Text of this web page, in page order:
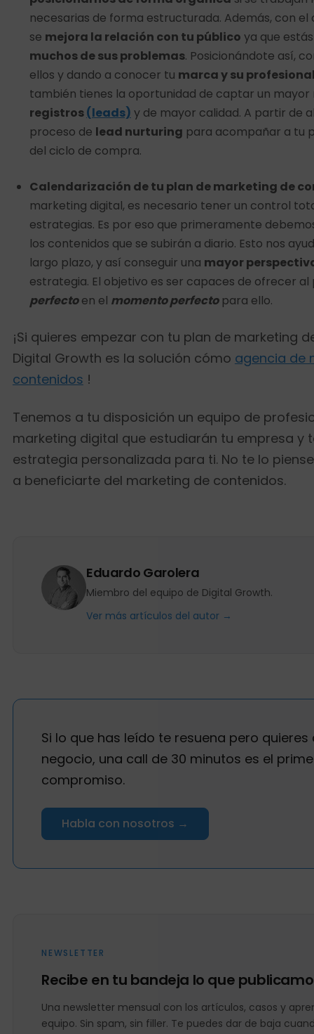
necesarias de forma estructurada. Además, con
se mejora la relación con tu público ya que
muchos de sus problemas. Posicionándote así,
ellos y dando a conocer tu marca y su
también tienes la oportunidad de captar un mayor
registros(leads) y de mayor calidad. A partir de
proceso de lead nurturing para acompañar a tu
del ciclo de compra.
Calendarización de tu plan de marketing de
marketing digital, es necesario tener un control
estrategias. Es por eso que primeramente
los contenidos que se subirán a diario. Esto nos
largo plazo, y así conseguir una mayor
estrategia. El objetivo es ser capaces de ofrecer
perfectoen el momento perfectopara ello.
¡Si quieres empezar con tu plan de marketing
Digital Growth es la solución cómo agencia de
contenidos !
Tenemos a tu disposición un equipo de
marketing digital que estudiarán tu empresa y
estrategia personalizada para ti. No te lo
a beneficiarte del marketing de contenidos.
Eduardo Garolera
Miembro del equipo de Digital Growth.
Ver más artículos del autor →
Si lo que has leído te resuena pero
negocio, una call de 30 minutos es el
compromiso.
Habla con nosotros →
NEWSLETTER
Recibe en tu bandeja lo que
Una newsletter mensual con los artículos, casos y
equipo. Sin spam, sin filler. Te puedes dar de baja